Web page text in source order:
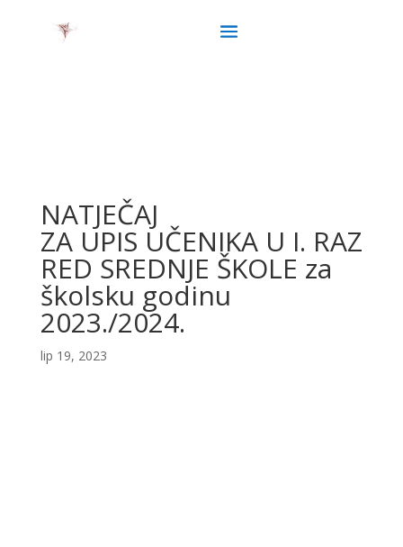
NATJEČAJ
ZA UPIS UČENIKA U I. RAZ
RED SREDNJE ŠKOLE za
školsku godinu
2023./2024.
lip 19, 2023